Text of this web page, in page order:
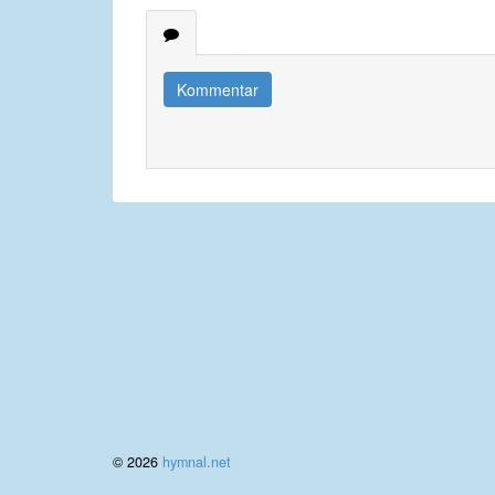
Kommentar
© 2026 hymnal.net